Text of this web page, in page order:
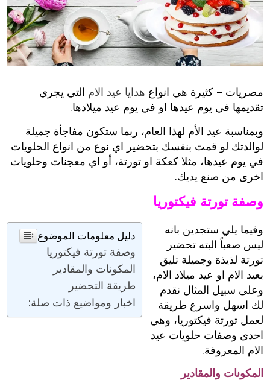
مصريات – كثيرة هي انواع هدايا عيد الام التي يجري
تقديمها في يوم عيدها او في يوم عيد ميلادها.
وبمناسبة عيد الأم لهذا العام، ربما ستكون مفاجأة جميلة
لوالدتك لو قمت بنفسك بتحضير اي نوع من انواع الحلويات
في يوم عيدها، مثلا كعكة او تورتة، أو اي معجنات وحلويات
اخرى من صنع يديك.
وصفة تورتة فيكتوريا
دليل معلومات الموضوع
وصفة تورتة فيكتوريا
المكونات والمقادير
طريقة التحضير
اخبار ومواضيع ذات صلة:
وفيما يلي ستجدين بانه
ليس صعباً البته تحضير
تورتة لذيذة وجميلة تليق
بعيد الام او عيد ميلاد الام،
وعلى سبيل المثال نقدم
لك اسهل واسرع طريقة
لعمل تورتة فيكتوريا، وهي
احدى وصفات حلويات عيد
الام المعروفة.
المكونات والمقادير